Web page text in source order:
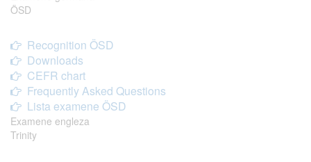
ÖSD
Recognition ÖSD
Downloads
CEFR chart
Frequently Asked Questions
Lista examene ÖSD
Examene engleza
Trinity